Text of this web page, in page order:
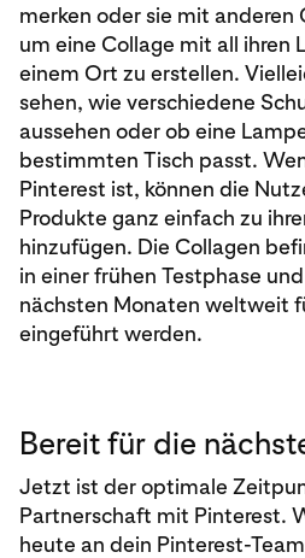
merken oder sie mit anderen
um eine Collage mit all ihren
einem Ort zu erstellen.
sehen, wie verschiedene
aussehen oder ob eine
bestimmten Tisch passt.
Pinterest ist, können die
Produkte ganz einfach zu
hinzufügen. Die Collagen
in einer frühen Testphase
nächsten Monaten weltweit
eingeführt werden.
Bereit für die
Jetzt ist der optimale
Partnerschaft mit Pinterest.
heute an dein Pinterest-